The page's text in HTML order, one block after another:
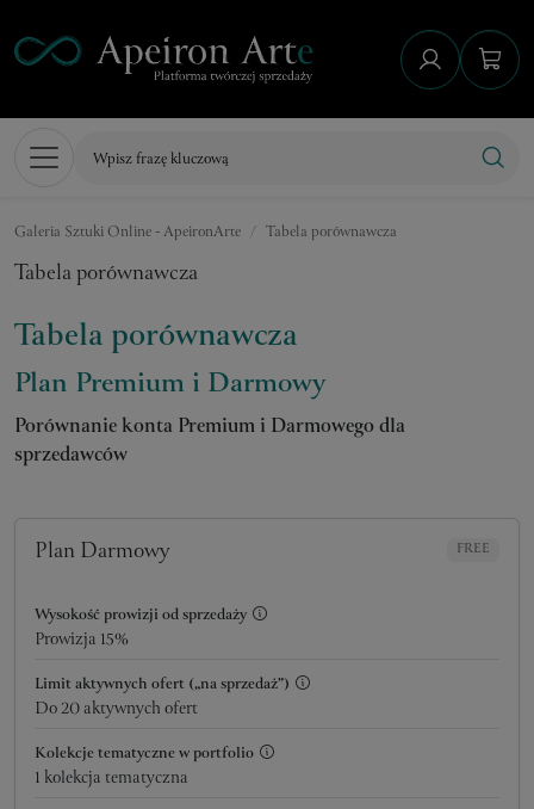
Galeria Sztuki Online - ApeironArte Tabela porównawcza
Tabela porównawcza
Tabela porównawcza
Plan Premium i Darmowy
Porównanie konta Premium i Darmowego dla
sprzedawców
Plan Darmowy FREE
Wysokość prowizji od sprzedaży
Prowizja 15%
Limit aktywnych ofert („na sprzedaż”)
Do 20 aktywnych ofert
Kolekcje tematyczne w portfolio
1 kolekcja tematyczna